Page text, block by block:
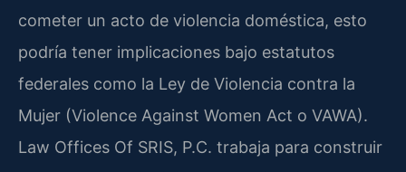
cometer un acto de violencia doméstica, esto
podría tener implicaciones bajo estatutos
federales como la Ley de Violencia contra la
Mujer (Violence Against Women Act o VAWA).
Law Offices Of SRIS, P.C. trabaja para construir